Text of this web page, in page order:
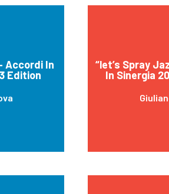
Accordi In
Edition
“let’s Spray
In Sinergia